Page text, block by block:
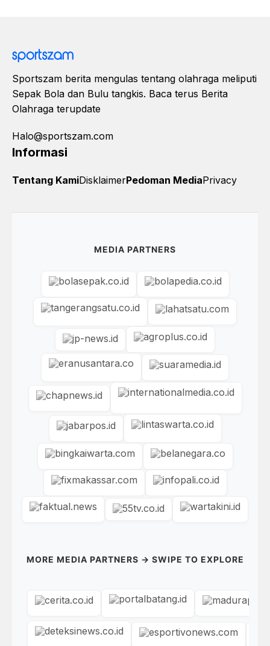
Sportszam berita mengulas tentang olahraga meliputi
Sepak Bola dan Bulu tangkis. Baca terus Berita
Olahraga terupdate
Halo@sportszam.com
Informasi
Tentang KamiDisklaimerPedoman MediaPrivacy
MEDIA PARTNERS
MORE MEDIA PARTNERS → SWIPE TO EXPLORE